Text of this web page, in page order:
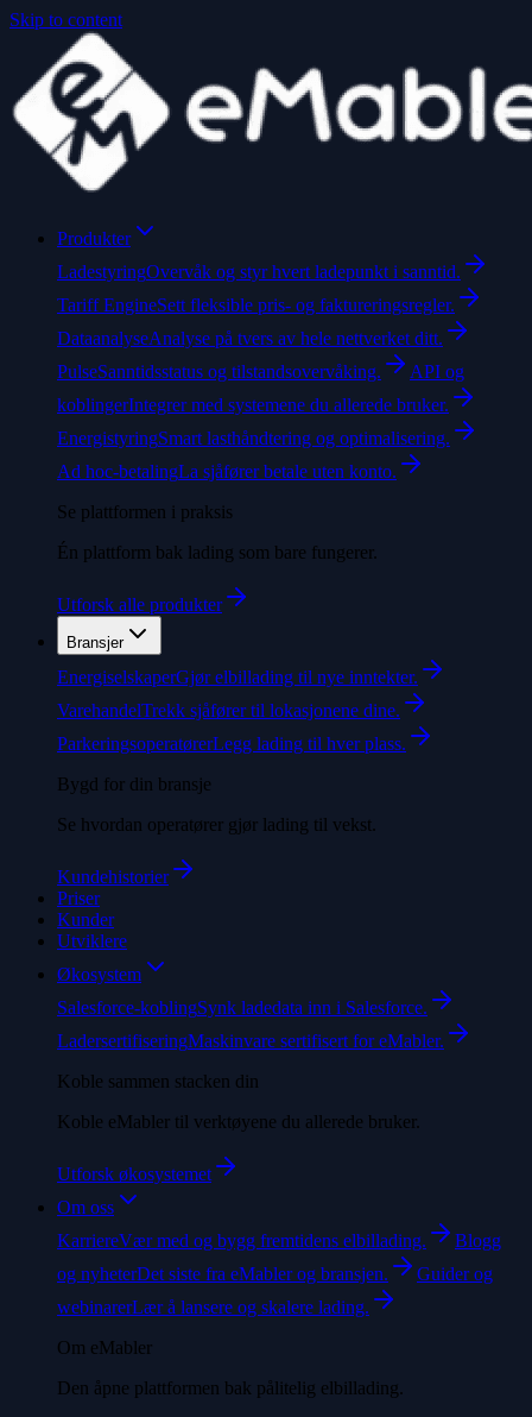
Skip to content
Produkter
LadestyringOvervåk og styr hvert ladepunkt i sanntid.
Tariff EngineSett fleksible pris- og faktureringsregler.
DataanalyseAnalyse på tvers av hele nettverket ditt.
PulseSanntidsstatus og tilstandsovervåking.
API og
koblingerIntegrer med systemene du allerede bruker.
EnergistyringSmart lasthåndtering og optimalisering.
Ad hoc-betalingLa sjåfører betale uten konto.
Se plattformen i praksis
Én plattform bak lading som bare fungerer.
Utforsk alle produkter
Bransjer
EnergiselskaperGjør elbillading til nye inntekter.
VarehandelTrekk sjåfører til lokasjonene dine.
ParkeringsoperatørerLegg lading til hver plass.
Bygd for din bransje
Se hvordan operatører gjør lading til vekst.
Kundehistorier
Priser
Kunder
Utviklere
Økosystem
Salesforce-koblingSynk ladedata inn i Salesforce.
LadersertifiseringMaskinvare sertifisert for eMabler.
Koble sammen stacken din
Koble eMabler til verktøyene du allerede bruker.
Utforsk økosystemet
Om oss
KarriereVær med og bygg fremtidens elbillading.
Blogg
og nyheterDet siste fra eMabler og bransjen.
Guider og
webinarerLær å lansere og skalere lading.
Om eMabler
Den åpne plattformen bak pålitelig elbillading.